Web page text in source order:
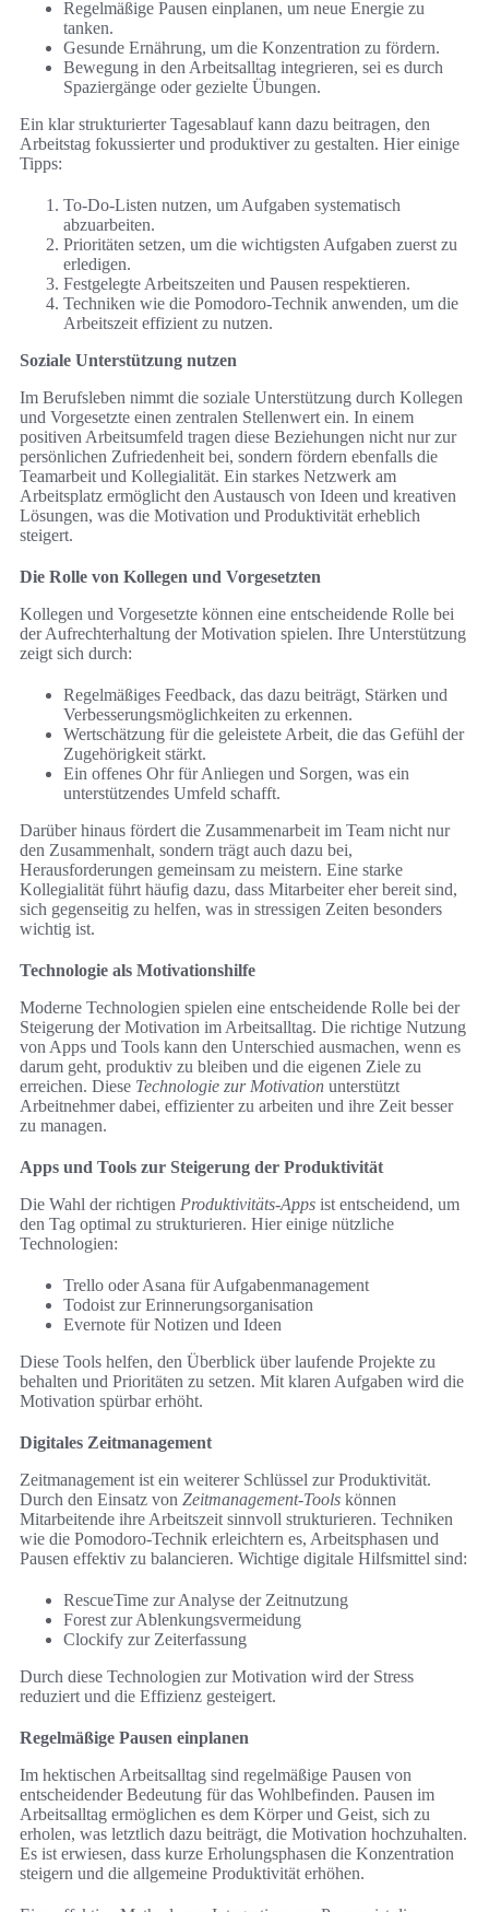
Regelmäßige Pausen einplanen, um neue Energie zu
tanken.
Gesunde Ernährung, um die Konzentration zu fördern.
Bewegung in den Arbeitsalltag integrieren, sei es durch
Spaziergänge oder gezielte Übungen.
Ein klar strukturierter Tagesablauf kann dazu beitragen, den
Arbeitstag fokussierter und produktiver zu gestalten. Hier einige
Tipps:
To-Do-Listen nutzen, um Aufgaben systematisch
abzuarbeiten.
Prioritäten setzen, um die wichtigsten Aufgaben zuerst zu
erledigen.
Festgelegte Arbeitszeiten und Pausen respektieren.
Techniken wie die Pomodoro-Technik anwenden, um die
Arbeitszeit effizient zu nutzen.
Soziale Unterstützung nutzen
Im Berufsleben nimmt die soziale Unterstützung durch Kollegen
und Vorgesetzte einen zentralen Stellenwert ein. In einem
positiven Arbeitsumfeld tragen diese Beziehungen nicht nur zur
persönlichen Zufriedenheit bei, sondern fördern ebenfalls die
Teamarbeit und Kollegialität. Ein starkes Netzwerk am
Arbeitsplatz ermöglicht den Austausch von Ideen und kreativen
Lösungen, was die Motivation und Produktivität erheblich
steigert.
Die Rolle von Kollegen und Vorgesetzten
Kollegen und Vorgesetzte können eine entscheidende Rolle bei
der Aufrechterhaltung der Motivation spielen. Ihre Unterstützung
zeigt sich durch:
Regelmäßiges Feedback, das dazu beiträgt, Stärken und
Verbesserungsmöglichkeiten zu erkennen.
Wertschätzung für die geleistete Arbeit, die das Gefühl der
Zugehörigkeit stärkt.
Ein offenes Ohr für Anliegen und Sorgen, was ein
unterstützendes Umfeld schafft.
Darüber hinaus fördert die Zusammenarbeit im Team nicht nur
den Zusammenhalt, sondern trägt auch dazu bei,
Herausforderungen gemeinsam zu meistern. Eine starke
Kollegialität führt häufig dazu, dass Mitarbeiter eher bereit sind,
sich gegenseitig zu helfen, was in stressigen Zeiten besonders
wichtig ist.
Technologie als Motivationshilfe
Moderne Technologien spielen eine entscheidende Rolle bei der
Steigerung der Motivation im Arbeitsalltag. Die richtige Nutzung
von Apps und Tools kann den Unterschied ausmachen, wenn es
darum geht, produktiv zu bleiben und die eigenen Ziele zu
erreichen. Diese Technologie zur Motivation unterstützt
Arbeitnehmer dabei, effizienter zu arbeiten und ihre Zeit besser
zu managen.
Apps und Tools zur Steigerung der Produktivität
Die Wahl der richtigen Produktivitäts-Apps ist entscheidend, um
den Tag optimal zu strukturieren. Hier einige nützliche
Technologien:
Trello oder Asana für Aufgabenmanagement
Todoist zur Erinnerungsorganisation
Evernote für Notizen und Ideen
Diese Tools helfen, den Überblick über laufende Projekte zu
behalten und Prioritäten zu setzen. Mit klaren Aufgaben wird die
Motivation spürbar erhöht.
Digitales Zeitmanagement
Zeitmanagement ist ein weiterer Schlüssel zur Produktivität.
Durch den Einsatz von Zeitmanagement-Tools können
Mitarbeitende ihre Arbeitszeit sinnvoll strukturieren. Techniken
wie die Pomodoro-Technik erleichtern es, Arbeitsphasen und
Pausen effektiv zu balancieren. Wichtige digitale Hilfsmittel sind:
RescueTime zur Analyse der Zeitnutzung
Forest zur Ablenkungsvermeidung
Clockify zur Zeiterfassung
Durch diese Technologien zur Motivation wird der Stress
reduziert und die Effizienz gesteigert.
Regelmäßige Pausen einplanen
Im hektischen Arbeitsalltag sind regelmäßige Pausen von
entscheidender Bedeutung für das Wohlbefinden. Pausen im
Arbeitsalltag ermöglichen es dem Körper und Geist, sich zu
erholen, was letztlich dazu beiträgt, die Motivation hochzuhalten.
Es ist erwiesen, dass kurze Erholungsphasen die Konzentration
steigern und die allgemeine Produktivität erhöhen.